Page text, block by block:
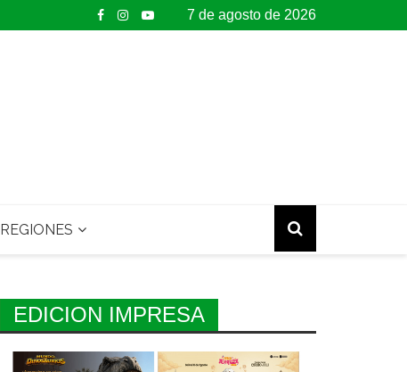
7 de agosto de 2026
REGIONES
EDICION IMPRESA